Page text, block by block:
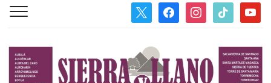
facebookinstagram
tiktok